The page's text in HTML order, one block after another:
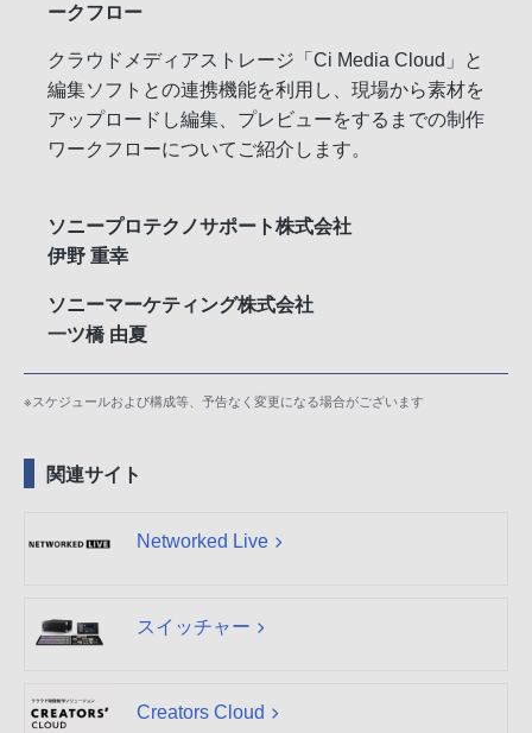
ークフロー
クラウドメディアストレージ「Ci Media Cloud」と
編集ソフトとの連携機能を利用し、現場から素材を
アップロードし編集、プレビューをするまでの制作
ワークフローについてご紹介します。
ソニープロテクノサポート株式会社
伊野 重幸
ソニーマーケティング株式会社
一ツ橋 由夏
※スケジュールおよび構成等、予告なく変更になる場合がございます
関連サイト
Networked Live
スイッチャー
Creators Cloud